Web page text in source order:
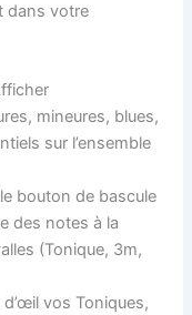
dans votre
mineures, blues,
sur l’ensemble
bouton de bascule
des notes à la
(Tonique, 3m,
vos Toniques,